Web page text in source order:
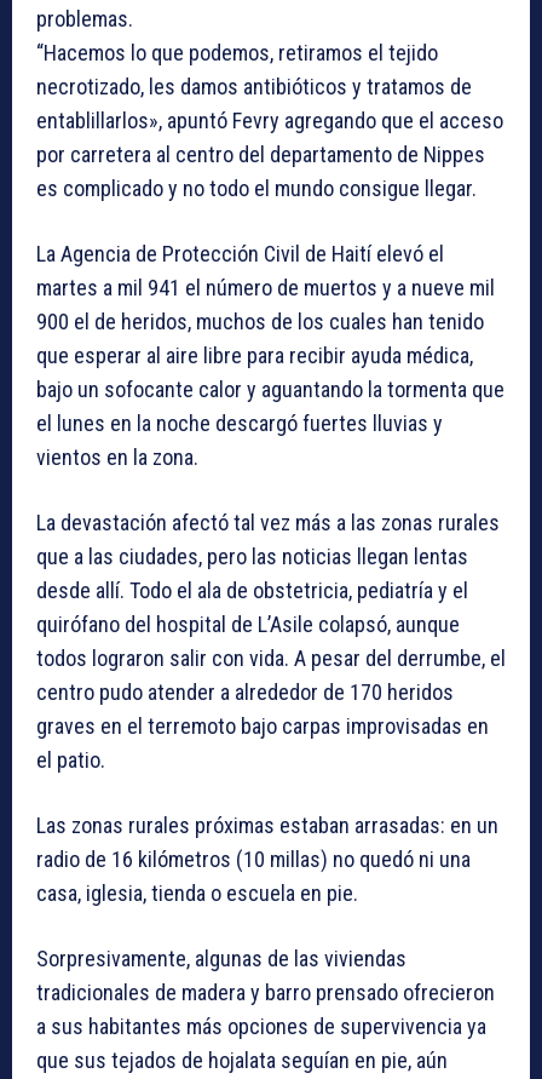
problemas.
“Hacemos lo que podemos, retiramos el tejido
necrotizado, les damos antibióticos y tratamos de
entablillarlos», apuntó Fevry agregando que el acceso
por carretera al centro del departamento de Nippes
es complicado y no todo el mundo consigue llegar.
La Agencia de Protección Civil de Haití elevó el
martes a mil 941 el número de muertos y a nueve mil
900 el de heridos, muchos de los cuales han tenido
que esperar al aire libre para recibir ayuda médica,
bajo un sofocante calor y aguantando la tormenta que
el lunes en la noche descargó fuertes lluvias y
vientos en la zona.
La devastación afectó tal vez más a las zonas rurales
que a las ciudades, pero las noticias llegan lentas
desde allí. Todo el ala de obstetricia, pediatría y el
quirófano del hospital de L’Asile colapsó, aunque
todos lograron salir con vida. A pesar del derrumbe, el
centro pudo atender a alrededor de 170 heridos
graves en el terremoto bajo carpas improvisadas en
el patio.
Las zonas rurales próximas estaban arrasadas: en un
radio de 16 kilómetros (10 millas) no quedó ni una
casa, iglesia, tienda o escuela en pie.
Sorpresivamente, algunas de las viviendas
tradicionales de madera y barro prensado ofrecieron
a sus habitantes más opciones de supervivencia ya
que sus tejados de hojalata seguían en pie, aún